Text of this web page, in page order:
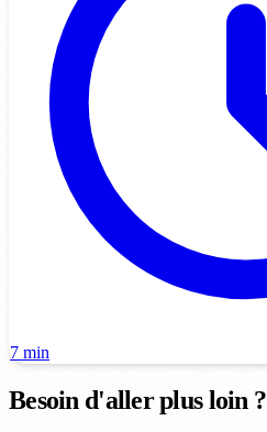
7 min
Besoin d'aller plus loin ?